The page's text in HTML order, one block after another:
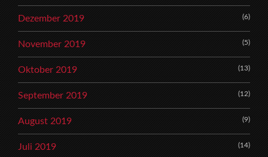
Dezember 2019 (6)
November 2019 (5)
Oktober 2019 (13)
September 2019 (12)
August 2019 (9)
Juli 2019 (14)